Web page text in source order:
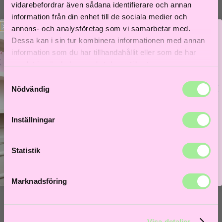
vidarebefordrar även sådana identifierare och annan
information från din enhet till de sociala medier och
annons- och analysföretag som vi samarbetar med.
Dessa kan i sin tur kombinera informationen med annan
information som du har tillhandahållit eller som de har
samlat in när du har använt deras tjänster.
Samtyckesval
Nödvändig
Inställningar
Statistik
Marknadsföring
Hem>Åldrande hår> Goldwell Dualsenses Rich Repair
Restoring Serum Spray 150 ml
Bättre hår börjar här!
Lås upp välkomstrabatt